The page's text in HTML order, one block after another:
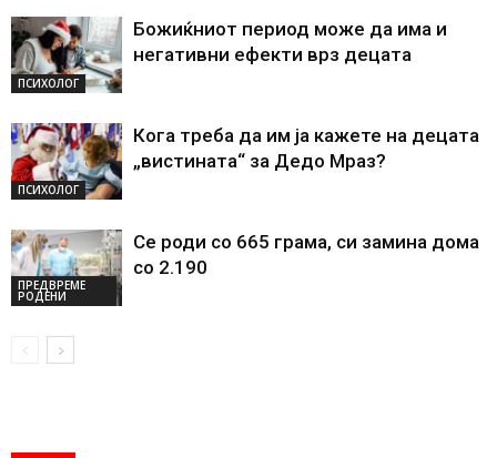
ПСИХОЛОГ
Божиќниот период може да има и
негативни ефекти врз децата
ПСИХОЛОГ
Кога треба да им ја кажете на децата
„вистината“ за Дедо Мраз?
ПРЕДВРЕМЕ
РОДЕНИ
Се роди со 665 грама, си замина дома
со 2.190